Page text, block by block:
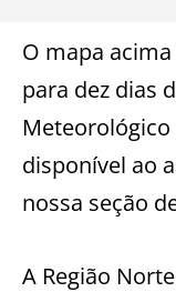
O mapa
para dez dias
Meteorológico
disponível ao
nossa seção
A Região